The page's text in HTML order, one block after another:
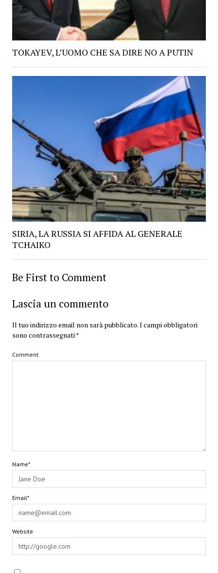
TOKAYEV, L’UOMO CHE SA DIRE NO A PUTIN
SIRIA, LA RUSSIA SI AFFIDA AL GENERALE
TCHAIKO
Be First to Comment
Lascia un commento
Il tuo indirizzo email non sarà pubblicato.I campi obbligatori
sono contrassegnati*
Comment
Name*
Email*
Website